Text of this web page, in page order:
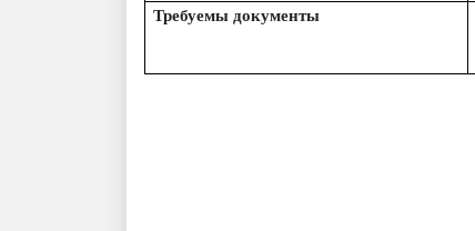
Требуемы документы